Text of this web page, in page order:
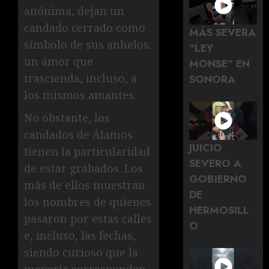
anónima, dejan un
candado cerrado como
símbolo de sus anhelos:
un amor que
trascienda, incluso, a
los mismos amantes.
No obstante, los
candados de Álamos
tienen la particularidad
de estar grabados. Los
más de ellos muestran
los nombres de quienes
pasaron por estas calles
e, incluso, las fechas,
siendo curioso que la
MÁS SEVERA
"LEY
MONSE" EN
SONORA
JUICIO
SEVERO A
GOBIERNO
DE
HERMOSILL
O